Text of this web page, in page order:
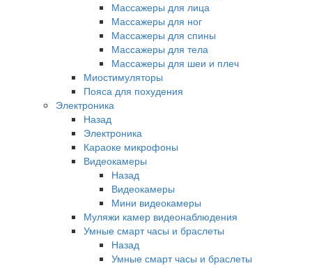
Массажеры для лица
Массажеры для ног
Массажеры для спины
Массажеры для тела
Массажеры для шеи и плеч
Миостимуляторы
Пояса для похудения
Электроника
Назад
Электроника
Караоке микрофоны
Видеокамеры
Назад
Видеокамеры
Мини видеокамеры
Муляжи камер видеонаблюдения
Умные смарт часы и браслеты
Назад
Умные смарт часы и браслеты